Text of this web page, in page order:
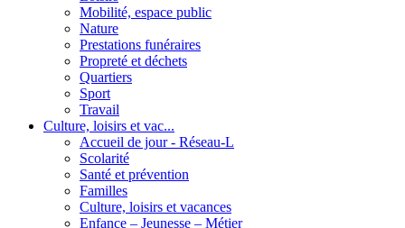
Mobilité, espace public
Nature
Prestations funéraires
Propreté et déchets
Quartiers
Sport
Travail
Culture, loisirs et vac...
Accueil de jour - Réseau-L
Scolarité
Santé et prévention
Familles
Culture, loisirs et vacances
Enfance – Jeunesse – Métier